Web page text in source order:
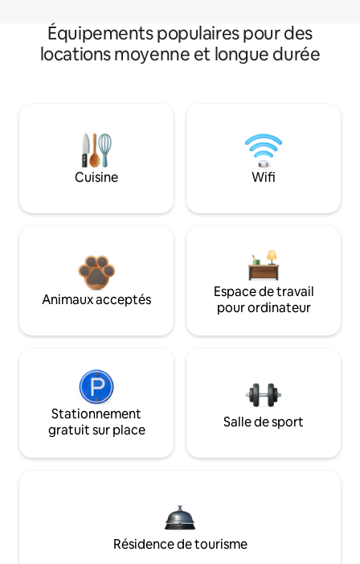
Équipements populaires pour des
locations moyenne et longue durée
Cuisine Wifi
Animaux acceptés
Espace de travail
pour ordinateur
Stationnement
gratuit sur place
Salle de sport
Résidence de tourisme